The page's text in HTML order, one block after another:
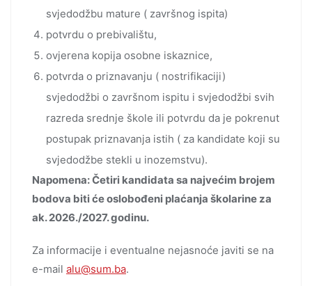
svjedodžbu mature ( završnog ispita)
potvrdu o prebivalištu,
ovjerena kopija osobne iskaznice,
potvrda o priznavanju ( nostrifikaciji)
svjedodžbi o završnom ispitu i svjedodžbi svih
razreda srednje škole ili potvrdu da je pokrenut
postupak priznavanja istih ( za kandidate koji su
svjedodžbe stekli u inozemstvu).
Napomena: Četiri kandidata sa najvećim brojem
bodova biti će oslobođeni plaćanja školarine za
ak. 2026./2027. godinu.
Za informacije i eventualne nejasnoće javiti se na
e-mail alu@sum.ba.